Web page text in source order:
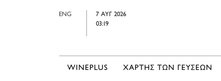
ENG
7 ΑΥΓ 2026
03:19
WINEPLUS ΧΑΡΤΗΣ ΤΩΝ ΓΕΥΣΕΩΝ